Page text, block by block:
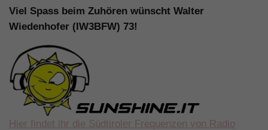
Viel Spass beim Zuhören wünscht Walter
Wiedenhofer (IW3BFW) 73!
Hier findet ihr die Südtiroler Frequenzen von Radio